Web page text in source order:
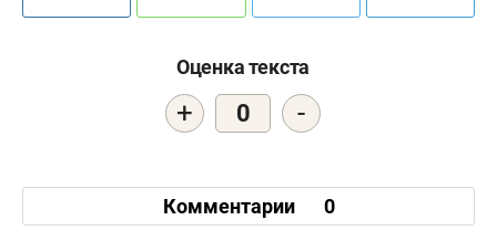
Оценка текста
+ 0 -
Комментарии 0